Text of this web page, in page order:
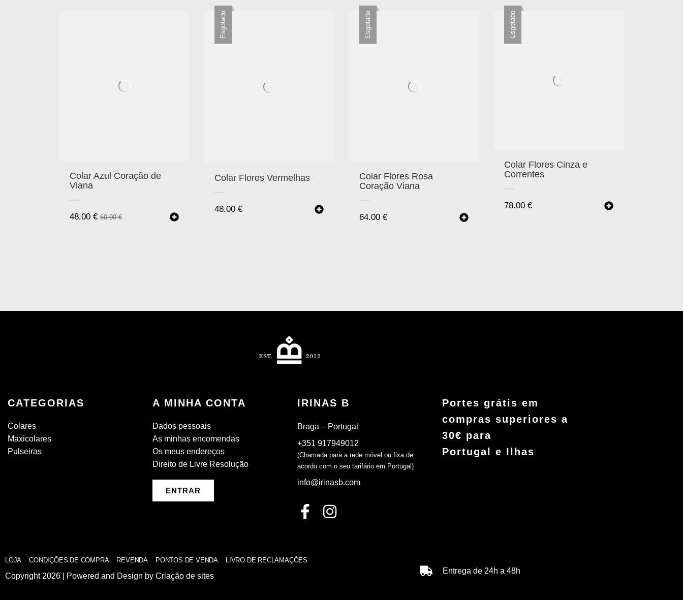
Colar Azul Coração de
Viana
60.00€
48.00 €
Esgotado
Colar Flores Vermelhas
48.00 €
Esgotado
Colar Flores Rosa
Coração Viana
64.00 €
Esgotado
Colar Flores Cinza e
Correntes
78.00 €
CATEGORIAS
Colares
Maxicolares
Pulseiras
A MINHA CONTA
Dados pessoais
As minhas encomendas
Os meus endereços
Direito de Livre Resolução
ENTRAR
IRINAS B
Braga – Portugal
+351 917949012
(Chamada para a rede móvel ou fixa de
acordo com o seu tarifário em Portugal)
info@irinasb.com
Portes grátis em
compras superiores a
30€ para
Portugal e Ilhas
LOJA CONDIÇÕES DE COMPRA REVENDA PONTOS DE VENDA LIVRO DE RECLAMAÇÕES
Copyright 2026 | Powered and Design by Criação de sites
Entrega de 24h a 48h